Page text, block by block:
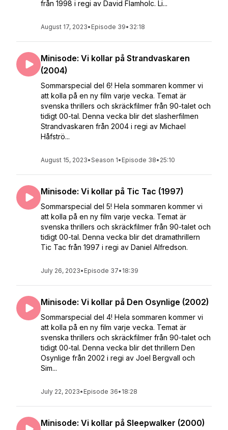
från 1998 i regi av David Flamholc. Li...
August 17, 2023• Episode 39• 32:18
Minisode: Vi kollar på Strandvaskaren
(2004)
Sommarspecial del 6! Hela sommaren kommer vi
att kolla på en ny film varje vecka. Temat är
svenska thrillers och skräckfilmer från 90-talet och
tidigt 00-tal. Denna vecka blir det slasherfilmen
Strandvaskaren från 2004 i regi av Michael
Håfströ...
August 15, 2023•Season 1• Episode 38• 25:10
Minisode: Vi kollar på Tic Tac (1997)
Sommarspecial del 5! Hela sommaren kommer vi
att kolla på en ny film varje vecka. Temat är
svenska thrillers och skräckfilmer från 90-talet och
tidigt 00-tal. Denna vecka blir det dramathrillern
Tic Tac från 1997 i regi av Daniel Alfredson.
July 26, 2023• Episode 37• 18:39
Minisode: Vi kollar på Den Osynlige (2002)
Sommarspecial del 4! Hela sommaren kommer vi
att kolla på en ny film varje vecka. Temat är
svenska thrillers och skräckfilmer från 90-talet och
tidigt 00-tal. Denna vecka blir det thrillern Den
Osynlige från 2002 i regi av Joel Bergvall och
Sim...
July 22, 2023• Episode 36• 18:28
Minisode: Vi kollar på Sleepwalker (2000)